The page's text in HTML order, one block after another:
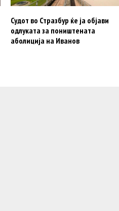
Судот во Стразбур ќе ја објави
одлуката за поништената
аболиција на Иванов